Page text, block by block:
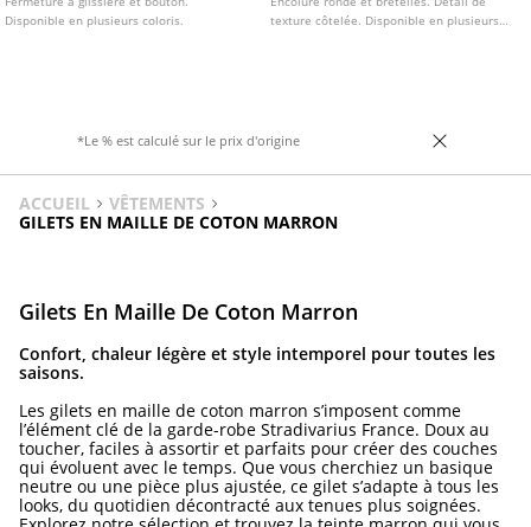
Disponible en plusieurs coloris.
texture côtelée. Disponible en plusieurs
*Le % est calculé sur le prix d'origine
ACCUEIL
VÊTEMENTS
GILETS EN MAILLE DE COTON MARRON
Gilets En Maille De Coton Marron
Confort, chaleur légère et style intemporel pour toutes les
saisons.
Les gilets en maille de coton marron s’imposent comme
l’élément clé de la garde-robe Stradivarius France. Doux au
toucher, faciles à assortir et parfaits pour créer des couches
qui évoluent avec le temps. Que vous cherchiez un basique
neutre ou une pièce plus ajustée, ce gilet s’adapte à tous les
looks, du quotidien décontracté aux tenues plus soignées.